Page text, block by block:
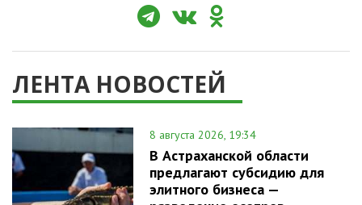
ЛЕНТА НОВОСТЕЙ
8 августа 2026, 19:34
В Астраханской области
предлагают субсидию для
элитного бизнеса —